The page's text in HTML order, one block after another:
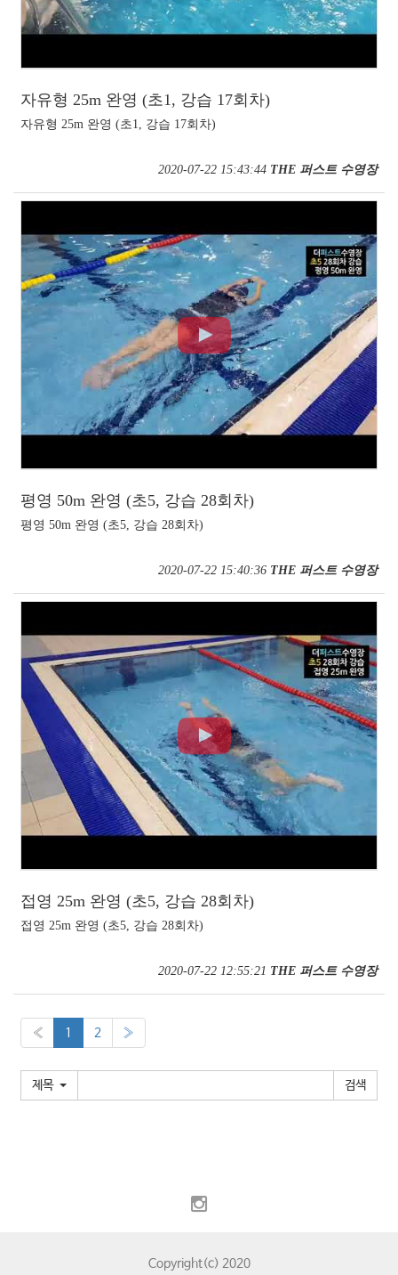
자유형 25m 완영 (초1, 강습 17회차)
자유형 25m 완영 (초1, 강습 17회차)
2020-07-22 15:43:44 THE 퍼스트 수영장
평영 50m 완영 (초5, 강습 28회차)
평영 50m 완영 (초5, 강습 28회차)
2020-07-22 15:40:36 THE 퍼스트 수영장
접영 25m 완영 (초5, 강습 28회차)
접영 25m 완영 (초5, 강습 28회차)
2020-07-22 12:55:21 THE 퍼스트 수영장
« 1 2 »
제목
Copyright(c) 2020